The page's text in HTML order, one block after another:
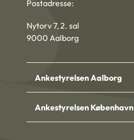
Postadresse:
Nytorv 7, 2. sal
9000 Aalborg
Ankestyrelsen Aalborg
Ankestyrelsen København